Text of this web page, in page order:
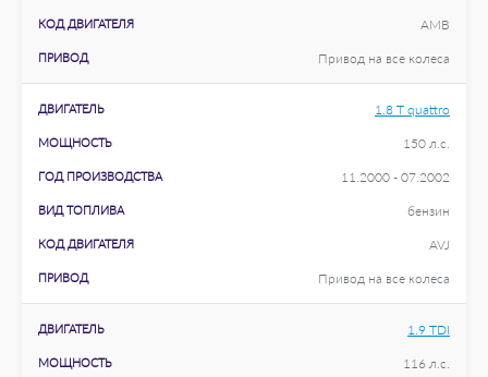
КОД ДВИГАТЕЛЯ AMB
ПРИВОД Привод на все колеса
ДВИГАТЕЛЬ 1.8 T quattro
МОЩНОСТЬ 150 л.с.
ГОД ПРОИЗВОДСТВА 11.2000 - 07.2002
ВИД ТОПЛИВА бензин
КОД ДВИГАТЕЛЯ AVJ
ПРИВОД Привод на все колеса
ДВИГАТЕЛЬ 1.9 TDI
МОЩНОСТЬ 116 л.с.